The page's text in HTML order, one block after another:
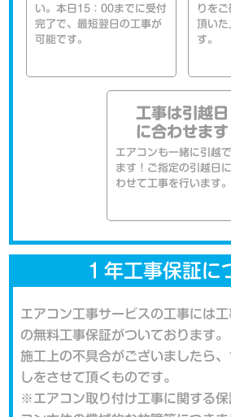
い。本日15：00までに受付
完了で、最短翌日の工事が
可能です。
りを
頂い
す。
工事は引越日
に合わせます
エアコンも一緒に引越
ます！ご指定の引越日
わせて工事を行います。
１年工事保証に
エアコン工事サービスの工事には
の無料工事保証がついております。
施工上の不具合がございましたら
しをさせて頂くものです。
※エアコン取り付け工事に関する